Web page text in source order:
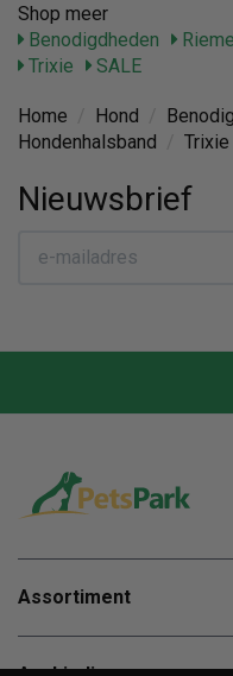
Shop meer
Benodigdheden
Trixie
SALE
Home Hond
Hondenhalsband
Nieuwsbrief
Assortiment